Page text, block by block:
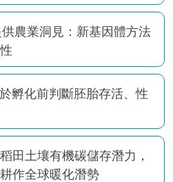
農業洞見：新基因體方法
孵化前判斷胚胎存活、性
田土壤有機碳儲存潛力，
作全球暖化潛勢